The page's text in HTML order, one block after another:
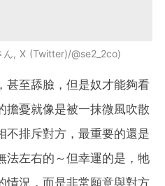
, X (Twitter)/@se2_2co
甚至舔臉，但是奴才能夠看
擔憂就像是被一抹微風吹散
不排斥對方，最重要的還是
法左右的～但幸運的是，牠
情況，而是非常願意與對方